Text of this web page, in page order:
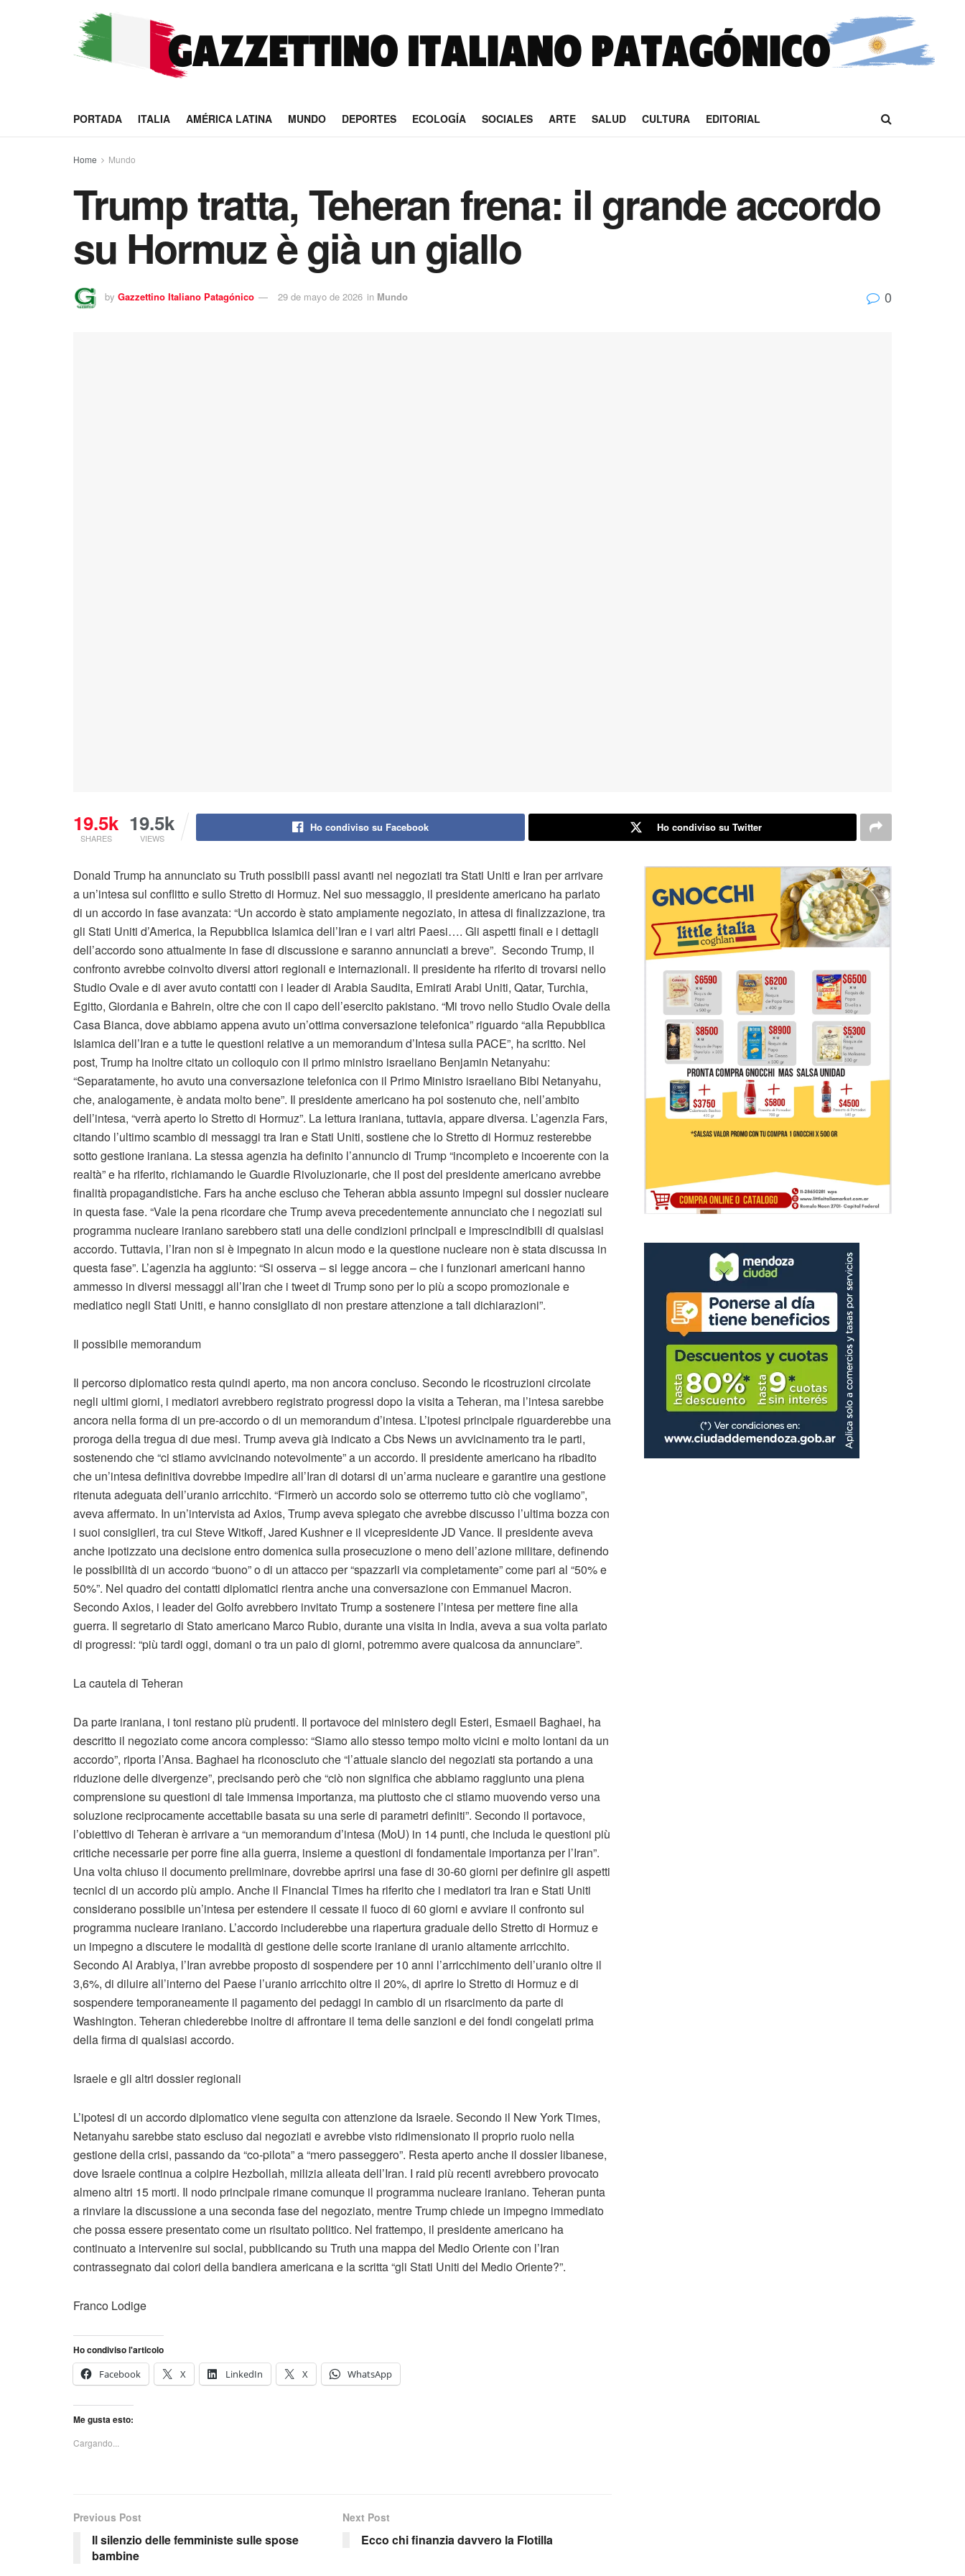
PORTADA ITALIA AMÉRICA LATINA MUNDO DEPORTES ECOLOGÍA SOCIALES ARTE SALUD CULTURA EDITORIAL
Home Mundo
Trump tratta, Teheran frena: il grande accordo
su Hormuz è già un giallo
by Gazzettino Italiano Patagónico 29 de mayo de 2026 in Mundo 0
19.5k
SHARES
19.5k
VIEWS
Ho condiviso su Facebook Ho condiviso su Twitter
Donald Trump ha annunciato su Truth possibili passi avanti nei negoziati tra Stati Uniti e Iran per arrivare
a un’intesa sul conflitto e sullo Stretto di Hormuz. Nel suo messaggio, il presidente americano ha parlato
di un accordo in fase avanzata: “Un accordo è stato ampiamente negoziato, in attesa di finalizzazione, tra
gli Stati Uniti d’America, la Repubblica Islamica dell’Iran e i vari altri Paesi…. Gli aspetti finali e i dettagli
dell’accordo sono attualmente in fase di discussione e saranno annunciati a breve”. Secondo Trump, il
confronto avrebbe coinvolto diversi attori regionali e internazionali. Il presidente ha riferito di trovarsi nello
Studio Ovale e di aver avuto contatti con i leader di Arabia Saudita, Emirati Arabi Uniti, Qatar, Turchia,
Egitto, Giordania e Bahrein, oltre che con il capo dell’esercito pakistano. “Mi trovo nello Studio Ovale della
Casa Bianca, dove abbiamo appena avuto un’ottima conversazione telefonica” riguardo “alla Repubblica
Islamica dell’Iran e a tutte le questioni relative a un memorandum d’Intesa sulla PACE”, ha scritto. Nel
post, Trump ha inoltre citato un colloquio con il primo ministro israeliano Benjamin Netanyahu:
“Separatamente, ho avuto una conversazione telefonica con il Primo Ministro israeliano Bibi Netanyahu,
che, analogamente, è andata molto bene”. Il presidente americano ha poi sostenuto che, nell’ambito
dell’intesa, “verrà aperto lo Stretto di Hormuz”. La lettura iraniana, tuttavia, appare diversa. L’agenzia Fars,
citando l’ultimo scambio di messaggi tra Iran e Stati Uniti, sostiene che lo Stretto di Hormuz resterebbe
sotto gestione iraniana. La stessa agenzia ha definito l’annuncio di Trump “incompleto e incoerente con la
realtà” e ha riferito, richiamando le Guardie Rivoluzionarie, che il post del presidente americano avrebbe
finalità propagandistiche. Fars ha anche escluso che Teheran abbia assunto impegni sul dossier nucleare
in questa fase. “Vale la pena ricordare che Trump aveva precedentemente annunciato che i negoziati sul
programma nucleare iraniano sarebbero stati una delle condizioni principali e imprescindibili di qualsiasi
accordo. Tuttavia, l’Iran non si è impegnato in alcun modo e la questione nucleare non è stata discussa in
questa fase”. L’agenzia ha aggiunto: “Si osserva – si legge ancora – che i funzionari americani hanno
ammesso in diversi messaggi all’Iran che i tweet di Trump sono per lo più a scopo promozionale e
mediatico negli Stati Uniti, e hanno consigliato di non prestare attenzione a tali dichiarazioni”.
Il possibile memorandum
Il percorso diplomatico resta quindi aperto, ma non ancora concluso. Secondo le ricostruzioni circolate
negli ultimi giorni, i mediatori avrebbero registrato progressi dopo la visita a Teheran, ma l’intesa sarebbe
ancora nella forma di un pre-accordo o di un memorandum d’intesa. L’ipotesi principale riguarderebbe una
proroga della tregua di due mesi. Trump aveva già indicato a Cbs News un avvicinamento tra le parti,
sostenendo che “ci stiamo avvicinando notevolmente” a un accordo. Il presidente americano ha ribadito
che un’intesa definitiva dovrebbe impedire all’Iran di dotarsi di un’arma nucleare e garantire una gestione
ritenuta adeguata dell’uranio arricchito. “Firmerò un accordo solo se otterremo tutto ciò che vogliamo”,
aveva affermato. In un’intervista ad Axios, Trump aveva spiegato che avrebbe discusso l’ultima bozza con
i suoi consiglieri, tra cui Steve Witkoff, Jared Kushner e il vicepresidente JD Vance. Il presidente aveva
anche ipotizzato una decisione entro domenica sulla prosecuzione o meno dell’azione militare, definendo
le possibilità di un accordo “buono” o di un attacco per “spazzarli via completamente” come pari al “50% e
50%”. Nel quadro dei contatti diplomatici rientra anche una conversazione con Emmanuel Macron.
Secondo Axios, i leader del Golfo avrebbero invitato Trump a sostenere l’intesa per mettere fine alla
guerra. Il segretario di Stato americano Marco Rubio, durante una visita in India, aveva a sua volta parlato
di progressi: “più tardi oggi, domani o tra un paio di giorni, potremmo avere qualcosa da annunciare”.
La cautela di Teheran
Da parte iraniana, i toni restano più prudenti. Il portavoce del ministero degli Esteri, Esmaeil Baghaei, ha
descritto il negoziato come ancora complesso: “Siamo allo stesso tempo molto vicini e molto lontani da un
accordo”, riporta l’Ansa. Baghaei ha riconosciuto che “l’attuale slancio dei negoziati sta portando a una
riduzione delle divergenze”, precisando però che “ciò non significa che abbiamo raggiunto una piena
comprensione su questioni di tale immensa importanza, ma piuttosto che ci stiamo muovendo verso una
soluzione reciprocamente accettabile basata su una serie di parametri definiti”. Secondo il portavoce,
l’obiettivo di Teheran è arrivare a “un memorandum d’intesa (MoU) in 14 punti, che includa le questioni più
critiche necessarie per porre fine alla guerra, insieme a questioni di fondamentale importanza per l’Iran”.
Una volta chiuso il documento preliminare, dovrebbe aprirsi una fase di 30-60 giorni per definire gli aspetti
tecnici di un accordo più ampio. Anche il Financial Times ha riferito che i mediatori tra Iran e Stati Uniti
considerano possibile un’intesa per estendere il cessate il fuoco di 60 giorni e avviare il confronto sul
programma nucleare iraniano. L’accordo includerebbe una riapertura graduale dello Stretto di Hormuz e
un impegno a discutere le modalità di gestione delle scorte iraniane di uranio altamente arricchito.
Secondo Al Arabiya, l’Iran avrebbe proposto di sospendere per 10 anni l’arricchimento dell’uranio oltre il
3,6%, di diluire all’interno del Paese l’uranio arricchito oltre il 20%, di aprire lo Stretto di Hormuz e di
sospendere temporaneamente il pagamento dei pedaggi in cambio di un risarcimento da parte di
Washington. Teheran chiederebbe inoltre di affrontare il tema delle sanzioni e dei fondi congelati prima
della firma di qualsiasi accordo.
Israele e gli altri dossier regionali
L’ipotesi di un accordo diplomatico viene seguita con attenzione da Israele. Secondo il New York Times,
Netanyahu sarebbe stato escluso dai negoziati e avrebbe visto ridimensionato il proprio ruolo nella
gestione della crisi, passando da “co-pilota” a “mero passeggero”. Resta aperto anche il dossier libanese,
dove Israele continua a colpire Hezbollah, milizia alleata dell’Iran. I raid più recenti avrebbero provocato
almeno altri 15 morti. Il nodo principale rimane comunque il programma nucleare iraniano. Teheran punta
a rinviare la discussione a una seconda fase del negoziato, mentre Trump chiede un impegno immediato
che possa essere presentato come un risultato politico. Nel frattempo, il presidente americano ha
continuato a intervenire sui social, pubblicando su Truth una mappa del Medio Oriente con l’Iran
contrassegnato dai colori della bandiera americana e la scritta “gli Stati Uniti del Medio Oriente?”.
Franco Lodige
Ho condiviso l'articolo
Facebook
X LinkedIn X WhatsApp
Me gusta esto:
Cargando...
Previous Post
Il silenzio delle femministe sulle spose
bambine
Next Post
Ecco chi finanzia davvero la Flotilla